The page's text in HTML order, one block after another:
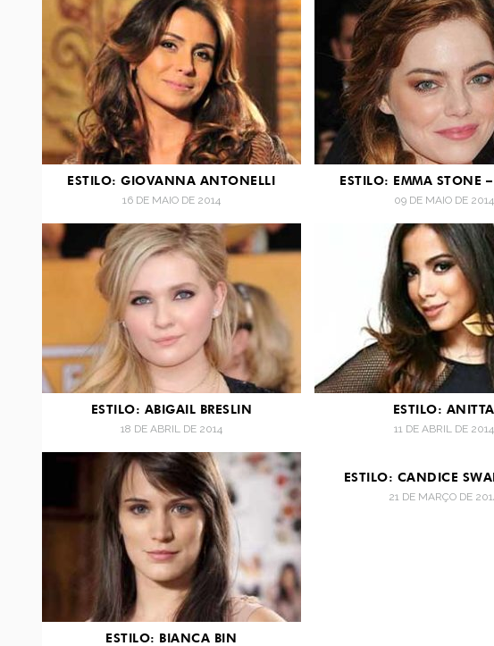
ESTILO: GIOVANNA ANTONELLI
16 DE MAIO DE 2014
ESTILO: EMMA STONE –
09 DE MAIO DE 2014
ESTILO: ABIGAIL BRESLIN
18 DE ABRIL DE 2014
ESTILO: ANITTA
11 DE ABRIL DE 2014
ESTILO: BIANCA BIN
ESTILO: CANDICE
21 DE MARÇO DE